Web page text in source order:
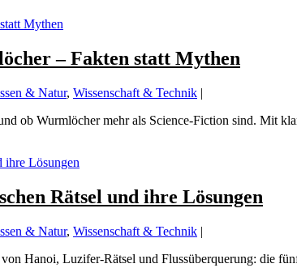
– Fakten statt Mythen
& Natur, Wissenschaft & Technik |
ob Wurmlöcher mehr als Science-Fiction sind. Mit
Rätsel und ihre Lösungen
& Natur, Wissenschaft & Technik |
Hanoi, Luzifer-Rätsel und Flussüberquerung: die